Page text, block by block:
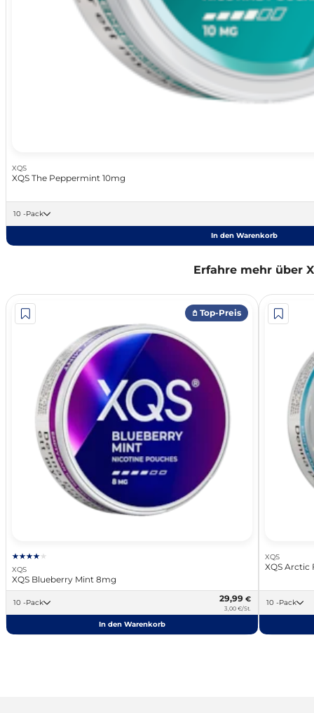
XQS
XQS The Peppermint 10mg
10 -Pack
In den Warenkorb
Erfahre mehr über
𖤘 Top-Preis
XQS
XQS Blueberry Mint 8mg
10 -Pack 29,99 €
3,00 €/St.
In den Warenkorb
XQS
XQS Arctic
10 -Pack